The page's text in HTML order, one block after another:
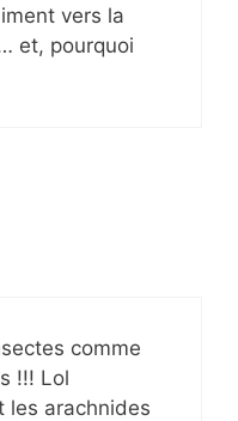
vers la
et, pourquoi
comme
!!! Lol
les arachnides